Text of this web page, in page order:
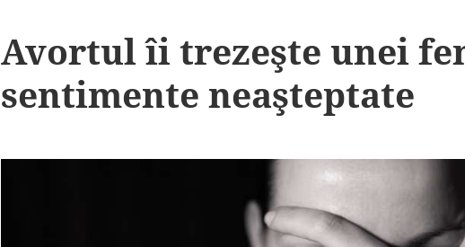
Avortul îi trezeşte unei
sentimente neaşteptate